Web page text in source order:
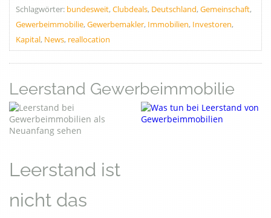
Schlagwörter: bundesweit, Clubdeals, Deutschland,Gemeinschaft,
Gewerbeimmobilie, Gewerbemakler, Immobilien, Investoren,
Kapital, News, reallocation
Leerstand Gewerbeimmobilie
Leerstand ist
nicht das